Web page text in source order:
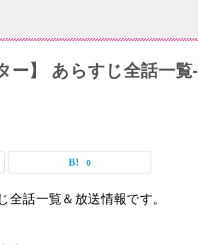
ー】 あらすじ全話一覧-
0
話一覧＆放送情報です。